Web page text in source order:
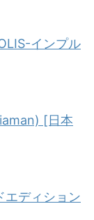
インプル
[日本
エディション